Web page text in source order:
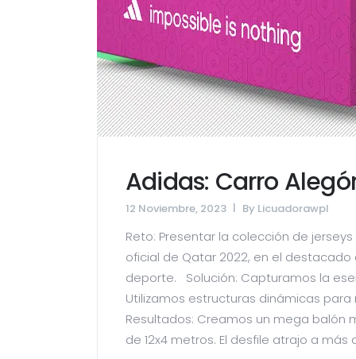
Adidas: Carro
12 Noviembre, 2023 By Licuadorawpl
Reto: Presentar la colección de
oficial de Qatar 2022, en el
deporte. Solución: Capturamos la
Utilizamos estructuras dinámicas
Resultados: Creamos un mega
de 12x4 metros. El desfile atrajo a